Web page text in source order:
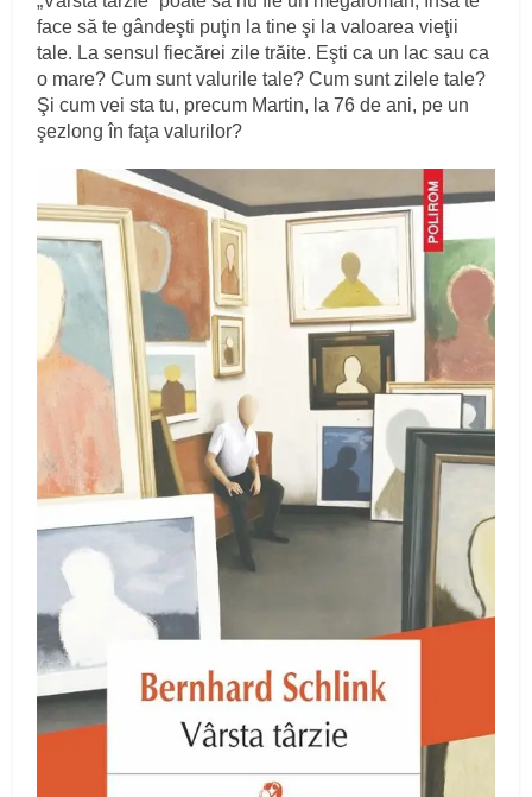
face să te gândeşti puţin la tine şi la valoarea vieţii
tale. La sensul fiecărei zile trăite. Eşti ca un lac sau ca
o mare? Cum sunt valurile tale? Cum sunt zilele tale?
Şi cum vei sta tu, precum Martin, la 76 de ani, pe un
şezlong în faţa valurilor?